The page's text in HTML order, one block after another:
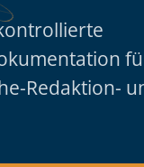
Redaktion-